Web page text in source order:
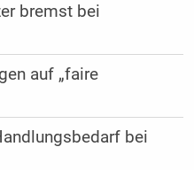
bremst bei
auf „faire
bei